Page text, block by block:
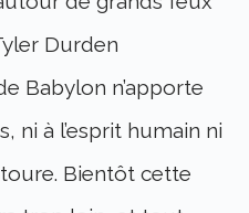
Durden
Babylon n’apporte
ni à l’esprit humain ni
Bientôt cette